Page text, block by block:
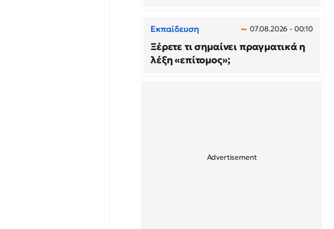
Εκπαίδευση 07.08.2026 - 00:10
Ξέρετε τι σημαίνει πραγματικά η
λέξη «επίτομος»;